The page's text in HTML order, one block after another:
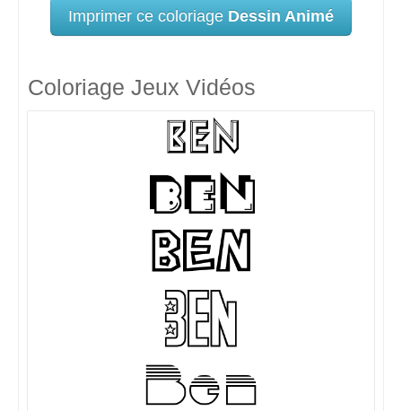
Imprimer ce coloriage Dessin Animé
Coloriage Jeux Vidéos